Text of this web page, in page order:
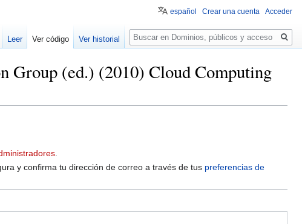
Group (ed.) (2010) Cloud Computing
y confirma tu dirección de correo a través de tus preferencias de
español Crear una cuenta Acceder
Leer Ver código Ver historial
Buscar